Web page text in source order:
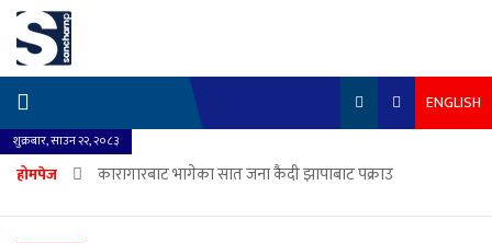
शुक्रबार, साउन २२, २०८३
ENGLISH
होमपेज कारागारबाट भागेका सात जना कैदी झापाबाट पक्राउ